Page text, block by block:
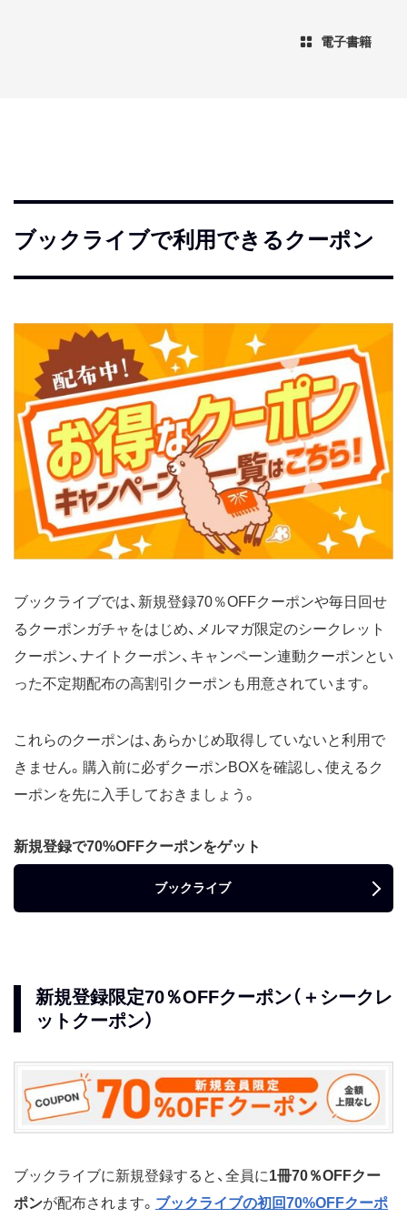
電子書籍
ブックライブで利用できるクーポン
ブックライブでは、新規登録70％OFFクーポンや毎日回せ
るクーポンガチャをはじめ、メルマガ限定のシークレット
クーポン、ナイトクーポン、キャンペーン連動クーポンとい
った不定期配布の高割引クーポンも用意されています。
これらのクーポンは、あらかじめ取得していないと利用で
きません。購入前に必ずクーポンBOXを確認し、使えるク
ーポンを先に入手しておきましょう。
新規登録で70%OFFクーポンをゲット
ブックライブ
新規登録限定70％OFFクーポン（＋シークレ
ットクーポン）
ブックライブに新規登録すると、全員に1冊70％OFFクー
ポンが配布されます。 ブックライブの初回70%OFFクーポ